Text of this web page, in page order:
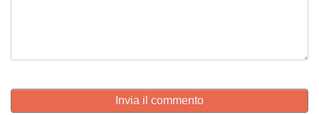
Invia il commento